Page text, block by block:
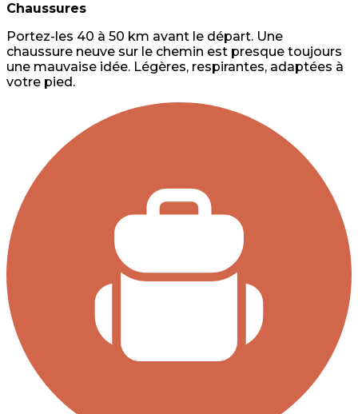
Chaussures
Portez-les 40 à 50 km avant le départ. Une
chaussure neuve sur le chemin est presque toujours
une mauvaise idée. Légères, respirantes, adaptées à
votre pied.